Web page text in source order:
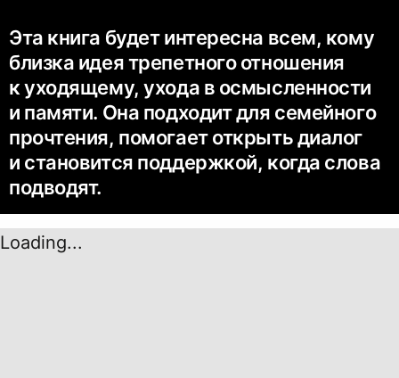
Эта книга будет интересна всем, кому
близка идея трепетного отношения
к уходящему, ухода в осмысленности
и памяти. Она подходит для семейного
прочтения, помогает открыть диалог
и становится поддержкой, когда слова
подводят.
Loading...